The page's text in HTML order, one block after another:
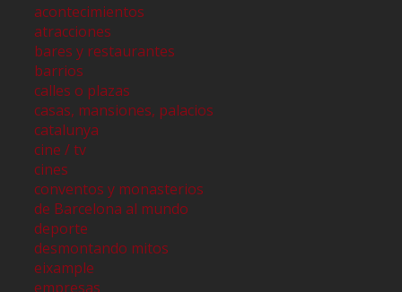
acontecimientos
atracciones
bares y restaurantes
barrios
calles o plazas
casas, mansiones, palacios
catalunya
cine / tv
cines
conventos y monasterios
de Barcelona al mundo
deporte
desmontando mitos
eixample
empresas